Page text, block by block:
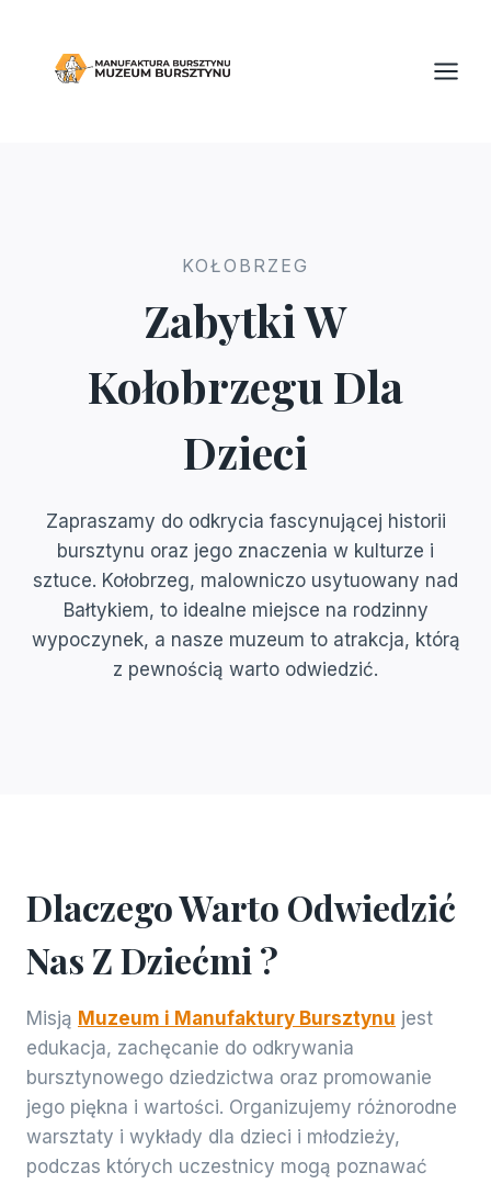
KOŁOBRZEG
Zabytki W
Kołobrzegu Dla
Dzieci
Zapraszamy do odkrycia fascynującej historii
bursztynu oraz jego znaczenia w kulturze i
sztuce. Kołobrzeg, malowniczo usytuowany nad
Bałtykiem, to idealne miejsce na rodzinny
wypoczynek, a nasze muzeum to atrakcja, którą
z pewnością warto odwiedzić.
Dlaczego Warto Odwiedzić
Nas Z Dziećmi ?
Misją Muzeum i Manufaktury Bursztynu jest
edukacja, zachęcanie do odkrywania
bursztynowego dziedzictwa oraz promowanie
jego piękna i wartości. Organizujemy różnorodne
warsztaty i wykłady dla dzieci i młodzieży,
podczas których uczestnicy mogą poznawać